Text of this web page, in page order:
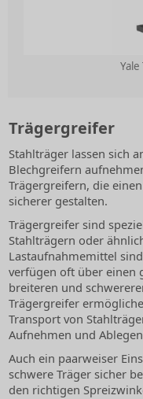
Trägergreifer
Stahlträger lassen sich
Blechgreifern
Trägergreifern, die
sicherer gestalten.
Trägergreifer sind
Stahlträgern oder
Lastaufnahmemittel
verfügen oft über einen
breiteren und
Trägergreifer
Transport von
Aufnehmen und
Auch ein paarweiser
schwere Träger sicher
den richtigen